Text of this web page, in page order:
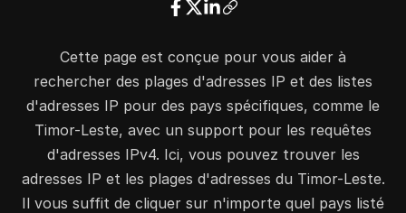
103.193.254.255
157.167.30.0
157.167.30.255
256
160.22.52.0
160.22.53.255
512
160.30.30.0
160.30.31.255
512
180.189.160.0
180.189.175.255
4096
185.126.46.0
185.126.47.255
512
185.242.38.0
185.242.39.255 512
Cette page est conçue pour vous aider à
rechercher des plages d'adresses IP et des listes
d'adresses IP pour des pays spécifiques, comme le
Timor-Leste, avec un support pour les requêtes
d'adresses IPv4. Ici, vous pouvez trouver les
adresses IP et les plages d'adresses du Timor-Leste.
Il vous suffit de cliquer sur n'importe quel pays listé